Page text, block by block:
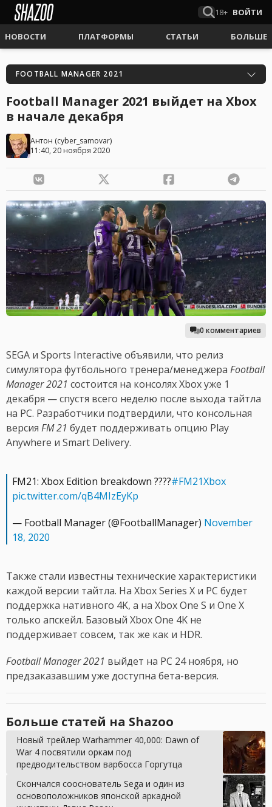
18+ ВОЙТИ
НОВОСТИ ПЛАТФОРМЫ СТАТЬИ БОЛЬШЕ
FOOTBALL MANAGER 2021
Football Manager 2021 выйдет на Xbox
в начале декабря
Антон (cyber_samovar)
11:40, 20 ноября 2020
0 комментариев
SEGA и Sports Interactive объявили, что релиз
симулятора футбольного тренера/менеджера Football
Manager 2021 состоится на консолях Xbox уже 1
декабря — спустя всего неделю после выхода тайтла
на PC. Разработчики подтвердили, что консольная
версия FM 21 будет поддерживать опцию Play
Anywhere и Smart Delivery.
FM21: Xbox Edition breakdown ????#FM21Xbox
pic.twitter.com/qB4MIzEyKp
— Football Manager (@FootballManager) November
18, 2020
Также стали известны технические характеристики
каждой версии тайтла. На Xbox Series X и PC будет
поддержка нативного 4K, а на Xbox One S и One X
только апскейл. Базовый Xbox One 4K не
поддерживает совсем, так же как и HDR.
Football Manager 2021 выйдет на PC 24 ноября, но
предзаказавшим уже доступна бета-версия.
Больше статей на Shazoo
Новый трейлер Warhammer 40,000: Dawn of
War 4 посвятили оркам под
предводительством варбосса Горгутца
Скончался сооснователь Sega и один из
основоположников японской аркадной